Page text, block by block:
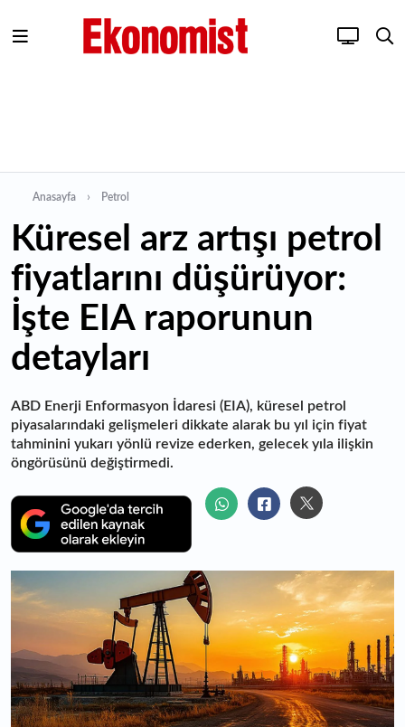
Anasayfa Petrol
Küresel arz artışı petrol
fiyatlarını düşürüyor:
İşte EIA raporunun
detayları
ABD Enerji Enformasyon İdaresi (EIA), küresel petrol
piyasalarındaki gelişmeleri dikkate alarak bu yıl için fiyat
tahminini yukarı yönlü revize ederken, gelecek yıla ilişkin
öngörüsünü değiştirmedi.